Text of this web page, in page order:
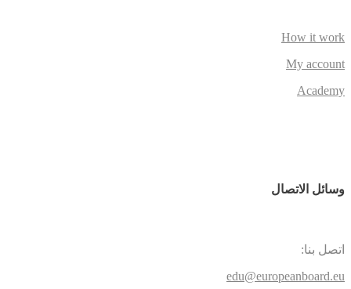
How it work
My account
Academy
وسائل الاتصال
اتصل بنا:
edu@europeanboard.eu